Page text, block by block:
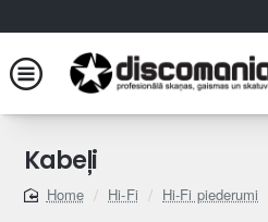
Kabeļi
home
Hi-Fi Hi-Fi piederumi